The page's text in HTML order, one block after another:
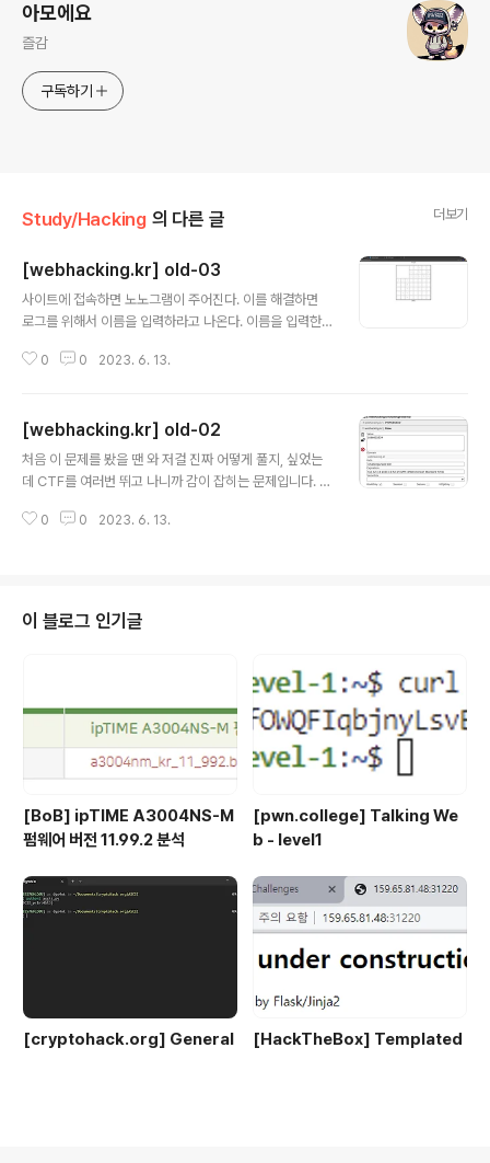
아모에요
즐감
구독하기
Study/Hacking 의 다른 글 더보기
[webhacking.kr] old-03
사이트에 접속하면 노노그램이 주어진다. 이를 해결하면
로그를 위해서 이름을 입력하라고 나온다. 이름을 입력한
=1010100000011100101011111과 id=이름 형태의
넣으면 query error라고 표시된다. 가장 기본적인 SQLi
구문을 넣으면 문제가 풀린다.
0 0 2023. 6. 13.
[webhacking.kr] old-02
처음 이 문제를 봤을 땐 와 저걸 진짜 어떻게 풀지, 싶었는
데 CTF를 여러번 뛰고 나니까 감이 잡히는 문제입니다. 페
도 확인해보면 time이라는 값이 있네요. time의 값을 변
다 했으니 SQL 구문을 사용할 확률이 높겠네요. 직접적으
로 SQL 결과값을 알 순 없고 true, false 값이나 숫자 값
시다. 먼저 테이블 개수를 구하려면 (select count(*) fro
0 0 2023. 6. 13.
이 블로그 인기글
[BoB] ipTIME A3004NS-M
펌웨어 버전 11.99.2 분석
[pwn.college] Talking We
b - level1
[cryptohack.org] General [HackTheBox] Templated